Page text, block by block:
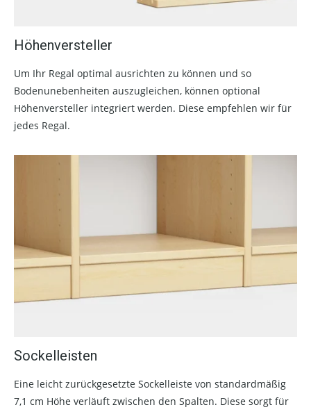
Höhenversteller
Um Ihr Regal optimal ausrichten zu können und so
Bodenunebenheiten auszugleichen, können optional
Höhenversteller integriert werden. Diese empfehlen wir für
jedes Regal.
Sockelleisten
Eine leicht zurückgesetzte Sockelleiste von standardmäßig
7,1 cm Höhe verläuft zwischen den Spalten. Diese sorgt für